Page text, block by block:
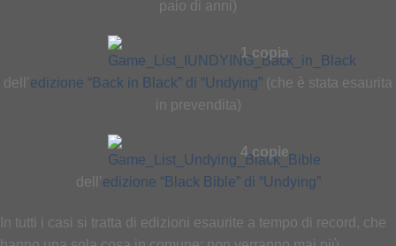
paio di anni)
1 copia
dell’edizione “Back in Black” di “Undying” (che è stata esaurita
in prevendita)
4 copie
dell’edizione “Black Bible” di “Undying”
In tutti i casi si tratta di edizioni esaurite a tempo di record, che